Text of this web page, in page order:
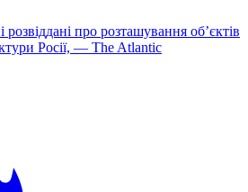
про розташування об’єктів
Росії, — The Atlantic